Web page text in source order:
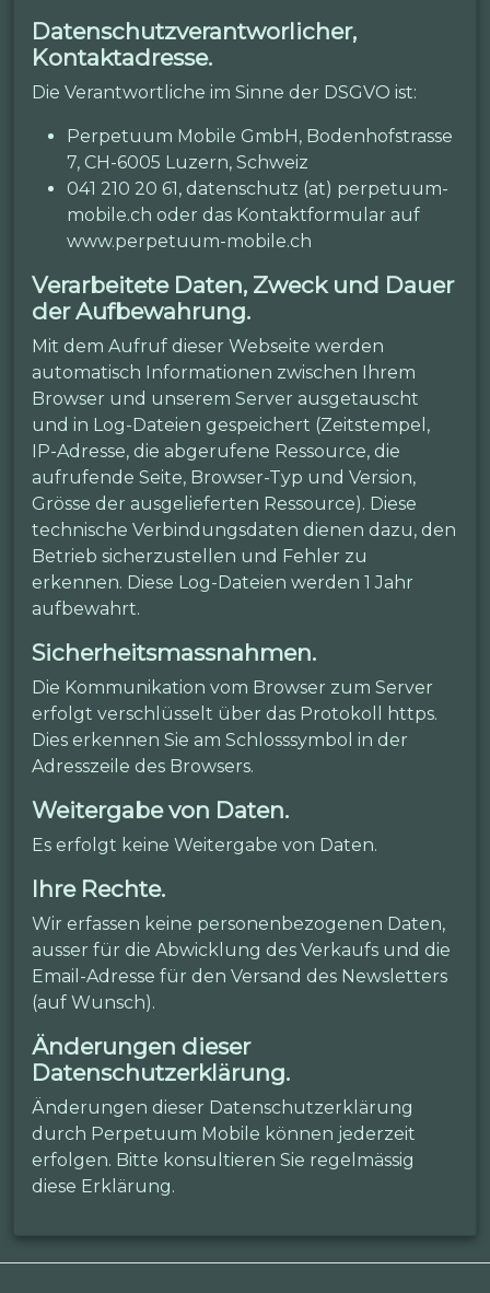
Datenschutzverantworlicher,
Kontaktadresse.
Die Verantwortliche im Sinne der DSGVO ist:
Perpetuum Mobile GmbH, Bodenhofstrasse
7, CH-6005 Luzern, Schweiz
041 210 20 61, datenschutz (at) perpetuum-
mobile.ch oder das Kontaktformular auf
www.perpetuum-mobile.ch
Verarbeitete Daten, Zweck und Dauer
der Aufbewahrung.
Mit dem Aufruf dieser Webseite werden
automatisch Informationen zwischen Ihrem
Browser und unserem Server ausgetauscht
und in Log-Dateien gespeichert (Zeitstempel,
IP-Adresse, die abgerufene Ressource, die
aufrufende Seite, Browser-Typ und Version,
Grösse der ausgelieferten Ressource). Diese
technische Verbindungsdaten dienen dazu, den
Betrieb sicherzustellen und Fehler zu
erkennen. Diese Log-Dateien werden 1 Jahr
aufbewahrt.
Sicherheitsmassnahmen.
Die Kommunikation vom Browser zum Server
erfolgt verschlüsselt über das Protokoll https.
Dies erkennen Sie am Schlosssymbol in der
Adresszeile des Browsers.
Weitergabe von Daten.
Es erfolgt keine Weitergabe von Daten.
Ihre Rechte.
Wir erfassen keine personenbezogenen Daten,
ausser für die Abwicklung des Verkaufs und die
Email-Adresse für den Versand des Newsletters
(auf Wunsch).
Änderungen dieser
Datenschutzerklärung.
Änderungen dieser Datenschutzerklärung
durch Perpetuum Mobile können jederzeit
erfolgen. Bitte konsultieren Sie regelmässig
diese Erklärung.